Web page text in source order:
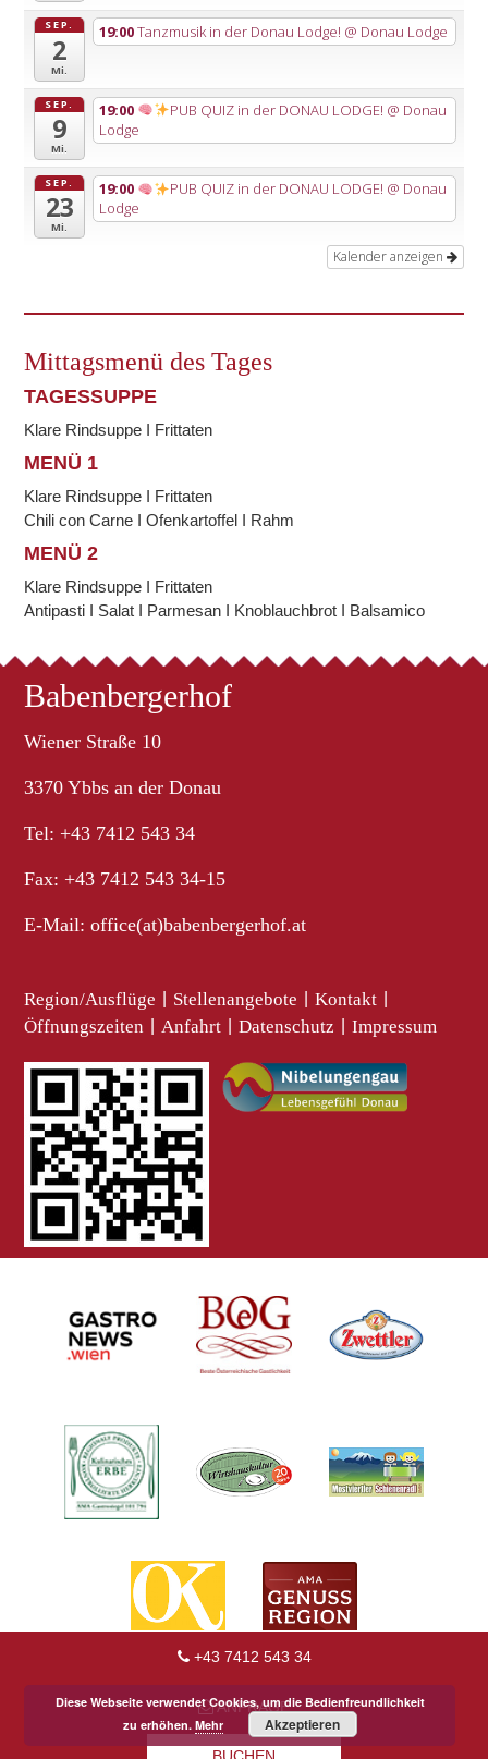
+43 7412 543 34
ANFRAGE
SEP.
2
Mi.
19:00Tanzmusik in der Donau Lodge! @ Donau Lodge
SEP.
9
Mi.
19:00 PUB QUIZ in der DONAU LODGE! @ Donau
Lodge
SEP.
23
Mi.
19:00 PUB QUIZ in der DONAU LODGE! @ Donau
Lodge
Kalender anzeigen
Mittagsmenü des Tages
TAGESSUPPE
Klare Rindsuppe I Frittaten
MENÜ 1
Klare Rindsuppe I Frittaten
Chili con Carne I Ofenkartoffel I Rahm
MENÜ 2
Klare Rindsuppe I Frittaten
Antipasti I Salat I Parmesan I Knoblauchbrot I Balsamico
Babenbergerhof
Wiener Straße 10
3370 Ybbs an der Donau
Tel: +43 7412 543 34
Fax: +43 7412 543 34-15
E-Mail:office(at)babenbergerhof.at
Region/Ausflüge Stellenangebote Kontakt
Öffnungszeiten Anfahrt Datenschutz Impressum
Diese Webseite verwendet Cookies, um die Bedienfreundlichkeit
zu erhöhen. Mehr Akzeptieren